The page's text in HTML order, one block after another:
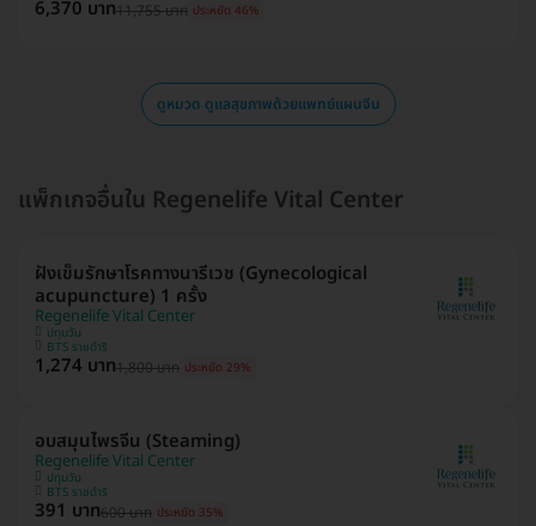
6,370 บาท11,755 บาท ประหยัด 46%
ดูหมวด ดูแลสุขภาพด้วยแพทย์แผนจีน
แพ็กเกจอื่นใน Regenelife Vital Center
ฝังเข็มรักษาโรคทางนารีเวช (Gynecological
acupuncture) 1 ครั้ง
Regenelife Vital Center
ปทุมวัน
BTS ราชดำริ
1,274 บาท1,800 บาท ประหยัด 29%
อบสมุนไพรจีน (Steaming)
Regenelife Vital Center
ปทุมวัน
BTS ราชดำริ
391 บาท600 บาท ประหยัด 35%